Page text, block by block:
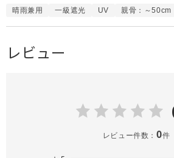
晴雨兼用 一級遮光 UV 親骨：～50cm
レビュー
レビュー件数： 0件